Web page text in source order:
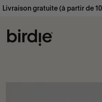
Passer au contenu
(à partir de 100 $)⎜ 2 à 4
Birdie Scandinavia